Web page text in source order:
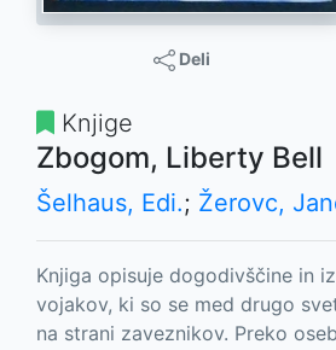
Deli
Knjige
Zbogom, Liberty Bell
Šelhaus, Edi.; Žerovc,
Knjiga opisuje dogodivščine in
vojakov, ki so se med drugo
na strani zaveznikov. Preko